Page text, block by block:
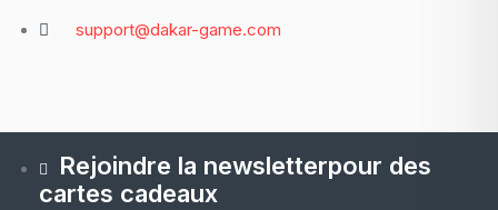
support@dakar-game.com
Rejoindre la newsletterpour des
cartes cadeaux